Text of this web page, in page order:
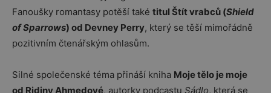
Fanoušky romantasy potěší také titul Štít vrabců (Shield
of Sparrows) od Devney Perry, který se těší mimořádně
pozitivním čtenářským ohlasům.
Silné společenské téma přináší kniha Moje tělo je moje
od Ridiny Ahmedové, autorky podcastu Sádlo, která se